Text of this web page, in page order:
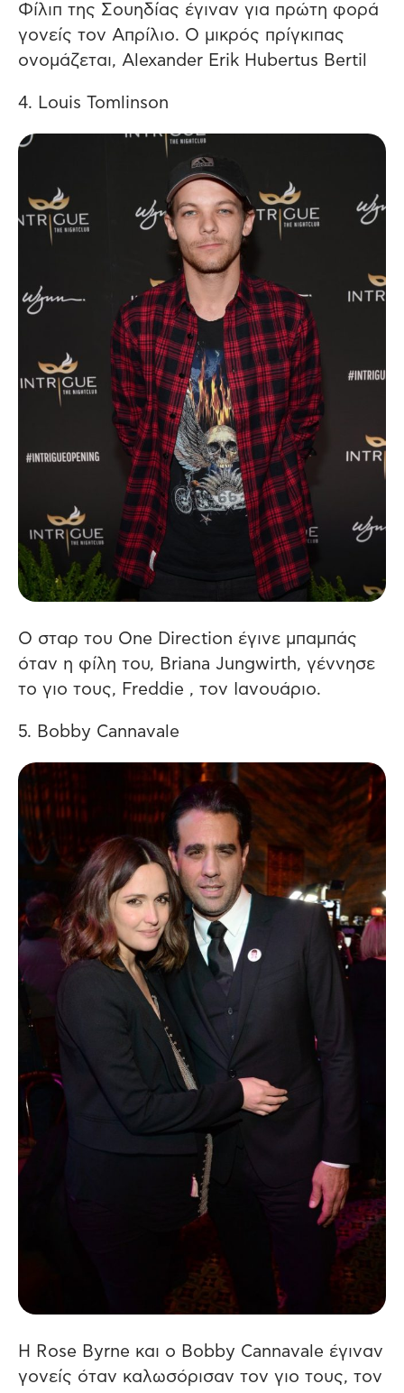
Φίλιπ της Σουηδίας έγιναν για πρώτη φορά
γονείς τον Απρίλιο. Ο μικρός πρίγκιπας
ονομάζεται, Alexander Erik Hubertus Bertil
4. Louis Tomlinson
O σταρ του One Direction έγινε μπαμπάς
όταν η φίλη του, Briana Jungwirth, γέννησε
το γιο τους, Freddie , τον Ιανουάριο.
5. Bobby Cannavale
Η Rose Byrne και ο Bobby Cannavale έγιναν
γονείς όταν καλωσόρισαν τον γιο τους, τον